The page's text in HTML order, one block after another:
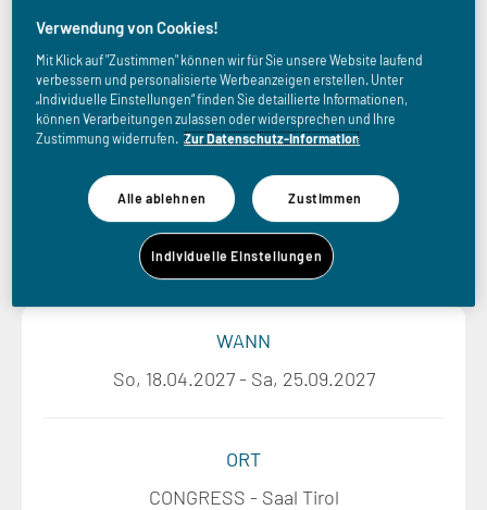
WANN
So, 18.04.2027 - Sa, 25.09.2027
ORT
CONGRESS - Saal Tirol
Verwendung von Cookies!
Mit Klick auf "Zustimmen" können wir für Sie unsere Website laufend
verbessern und personalisierte Werbeanzeigen erstellen. Unter
„Individuelle Einstellungen“ finden Sie detaillierte Informationen,
können Verarbeitungen zulassen oder widersprechen und Ihre
Zustimmung widerrufen. Zur Datenschutz-Information
Alle ablehnen Zustimmen
Individuelle Einstellungen